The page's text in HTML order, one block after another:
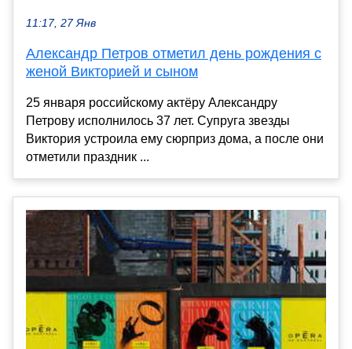
11:17, 27 Янв
Александр Петров отметил день рождения с
женой Викторией и сыном
25 января российскому актёру Александру
Петрову исполнилось 37 лет. Супруга звезды
Виктория устроила ему сюрприз дома, а после они
отметили праздник ...